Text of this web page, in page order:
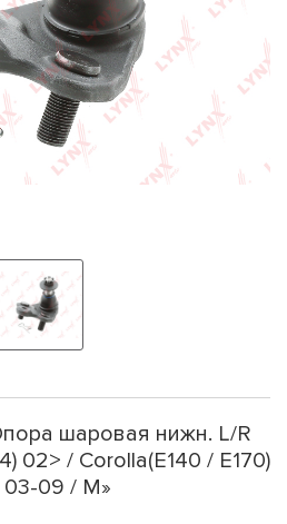
шаровая нижн. L/R
02> / Corolla(E140 / E170)
09 / M»